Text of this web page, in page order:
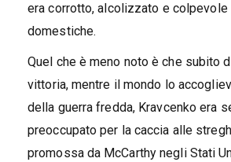
era corrotto, alcolizzato e
domestiche.
Quel che è meno noto è che subito
vittoria, mentre il mondo lo
della guerra fredda, Kravcenko era
preoccupato per la caccia alle
promossa da McCarthy negli Stati